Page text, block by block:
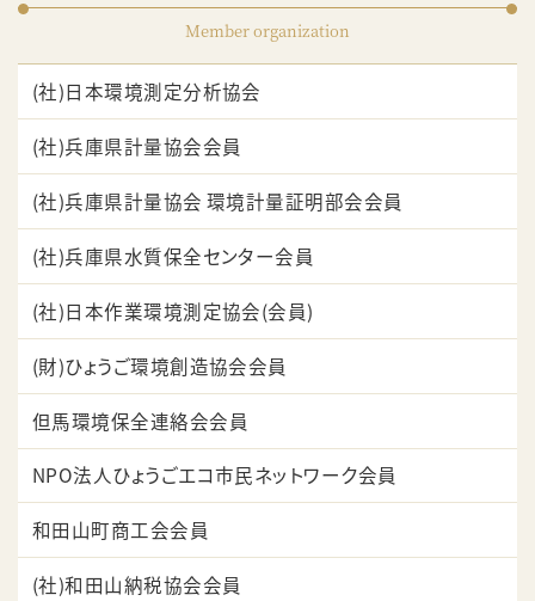
Member organization
(社)日本環境測定分析協会
(社)兵庫県計量協会会員
(社)兵庫県計量協会 環境計量証明部会会員
(社)兵庫県水質保全センター会員
(社)日本作業環境測定協会(会員)
(財)ひょうご環境創造協会会員
但馬環境保全連絡会会員
NPO法人ひょうごエコ市民ネットワーク会員
和田山町商工会会員
(社)和田山納税協会会員